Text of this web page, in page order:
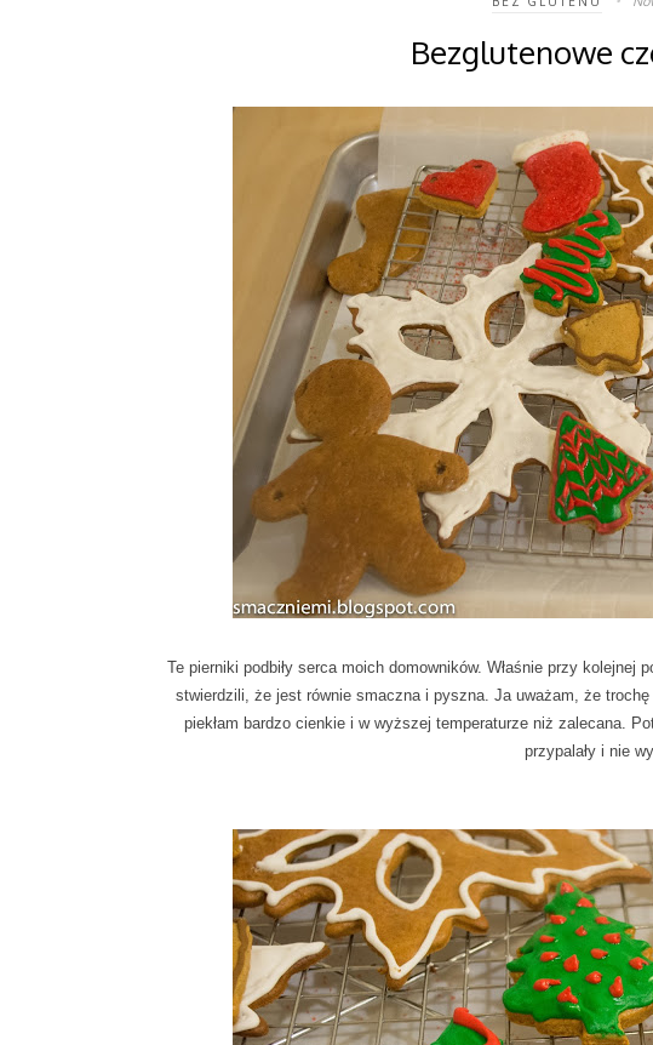
Bezglutenowe
Te pierniki podbiły serca moich domowników. Właśnie przy kolejnej
stwierdzili, że jest równie smaczna i pyszna. Ja uważam, że
piekłam bardzo cienkie i w wyższej temperaturze niż zalecana.
przypalały i nie